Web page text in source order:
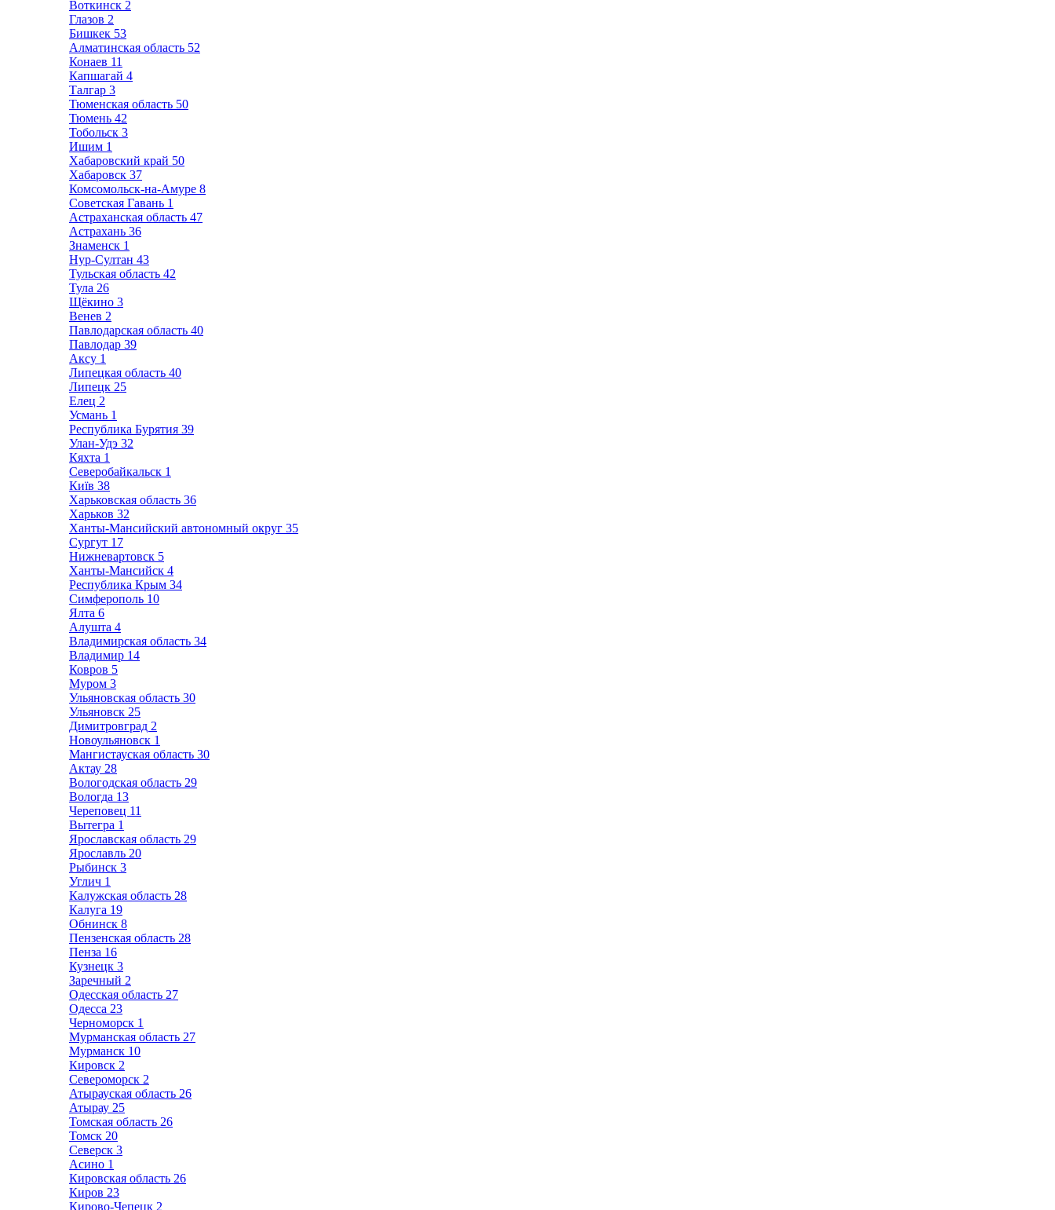
Воткинск 2
Глазов 2
Бишкек 53
Алматинская область 52
Конаев 11
Капшагай 4
Талгар 3
Тюменская область 50
Тюмень 42
Тобольск 3
Ишим 1
Хабаровский край 50
Хабаровск 37
Комсомольск-на-Амуре 8
Советская Гавань 1
Астраханская область 47
Астрахань 36
Знаменск 1
Нур-Султан 43
Тульская область 42
Тула 26
Щёкино 3
Венев 2
Павлодарская область 40
Павлодар 39
Аксу 1
Липецкая область 40
Липецк 25
Елец 2
Усмань 1
Республика Бурятия 39
Улан-Удэ 32
Кяхта 1
Северобайкальск 1
Київ 38
Харьковская область 36
Харьков 32
Ханты-Мансийский автономный округ 35
Сургут 17
Нижневартовск 5
Ханты-Мансийск 4
Республика Крым 34
Симферополь 10
Ялта 6
Алушта 4
Владимирская область 34
Владимир 14
Ковров 5
Муром 3
Ульяновская область 30
Ульяновск 25
Димитровград 2
Новоульяновск 1
Мангистауская область 30
Актау 28
Вологодская область 29
Вологда 13
Череповец 11
Вытегра 1
Ярославская область 29
Ярославль 20
Рыбинск 3
Углич 1
Калужская область 28
Калуга 19
Обнинск 8
Пензенская область 28
Пенза 16
Кузнецк 3
Заречный 2
Одесская область 27
Одесса 23
Черноморск 1
Мурманская область 27
Мурманск 10
Кировск 2
Североморск 2
Атырауская область 26
Атырау 25
Томская область 26
Томск 20
Северск 3
Асино 1
Кировская область 26
Киров 23
Кирово-Чепецк 2